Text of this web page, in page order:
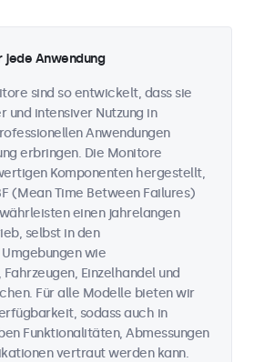
Anwendung
sind so entwickelt, dass sie
und intensiver Nutzung in
Anwendungen
erbringen. Die Monitore
Komponenten hergestellt,
(Mean Time Between Failures)
einen jahrelangen
selbst in den
wie
Einzelhandel und
Für alle Modelle bieten wir
sodass auch in
Funktionalitäten, Abmessungen
vertraut werden kann.